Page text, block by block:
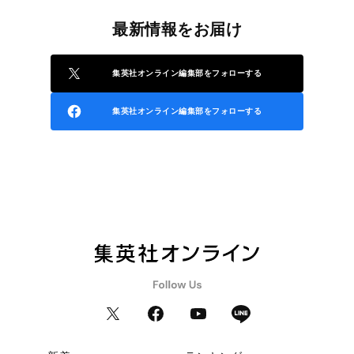
最新情報をお届け
集英社オンライン編集部をフォローする
集英社オンライン編集部をフォローする